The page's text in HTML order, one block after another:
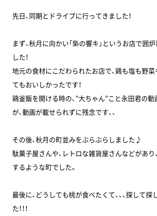
先日、同期とドライブに行ってきました！
まず、秋月に向かい「梟の響キ」というお店で囲
した！
地元の食材にこだわられたお店で、鶏も塩も野
てもおいしかったです！
鶏釜飯を開ける時の、”大ちゃん”こと永田君の
が、動画が載せられずに残念です、、
その後、秋月の町並みをぶらぶらしました♪
駄菓子屋さんや、レトロな雑貨屋さんなどがあり
するような町でした。
最後に、どうしても桃が食べたくて、、、探して
た！！！